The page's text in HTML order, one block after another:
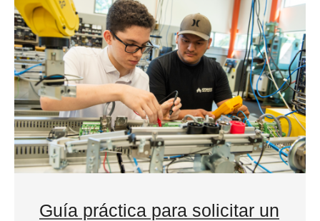
Guía práctica para solicitar un